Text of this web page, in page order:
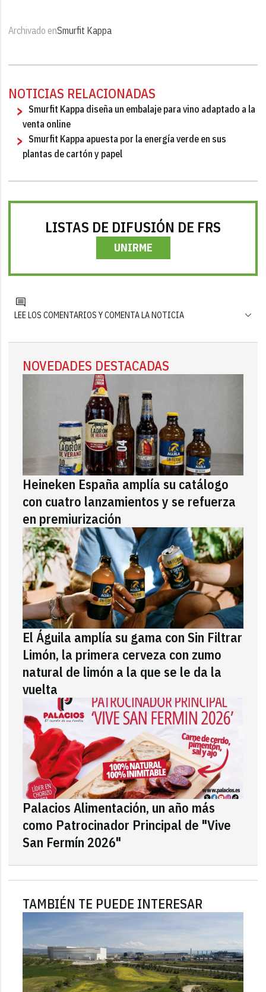
Archivado enSmurfit Kappa
NOTICIAS RELACIONADAS
Smurfit Kappa diseña un embalaje para vino adaptado a la
venta online
Smurfit Kappa apuesta por la energía verde en sus
plantas de cartón y papel
LISTAS DE DIFUSIÓN DE FRS
UNIRME
LEE LOS COMENTARIOS Y COMENTA LA NOTICIA
NOVEDADES DESTACADAS
Heineken España amplía su catálogo
con cuatro lanzamientos y se refuerza
en premiurización
El Águila amplía su gama con Sin Filtrar
Limón, la primera cerveza con zumo
natural de limón a la que se le da la
vuelta
Palacios Alimentación, un año más
como Patrocinador Principal de "Vive
San Fermín 2026"
TAMBIÉN TE PUEDE INTERESAR